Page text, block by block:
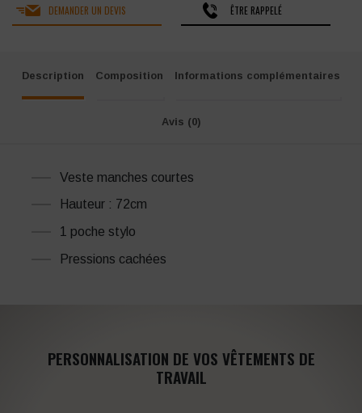
DEMANDER UN DEVIS ÊTRE RAPPELÉ
Description Composition Informations complémentaires
Avis (0)
Veste manches courtes
Hauteur : 72cm
1 poche stylo
Pressions cachées
PERSONNALISATION DE VOS VÊTEMENTS DE
TRAVAIL